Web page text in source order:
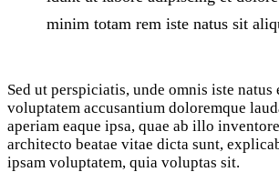
minim totam rem iste natus sit
Sed ut perspiciatis, unde omnis iste natus
voluptatem accusantium doloremque
aperiam eaque ipsa, quae ab illo
architecto beatae vitae dicta sunt,
ipsam voluptatem, quia voluptas sit.